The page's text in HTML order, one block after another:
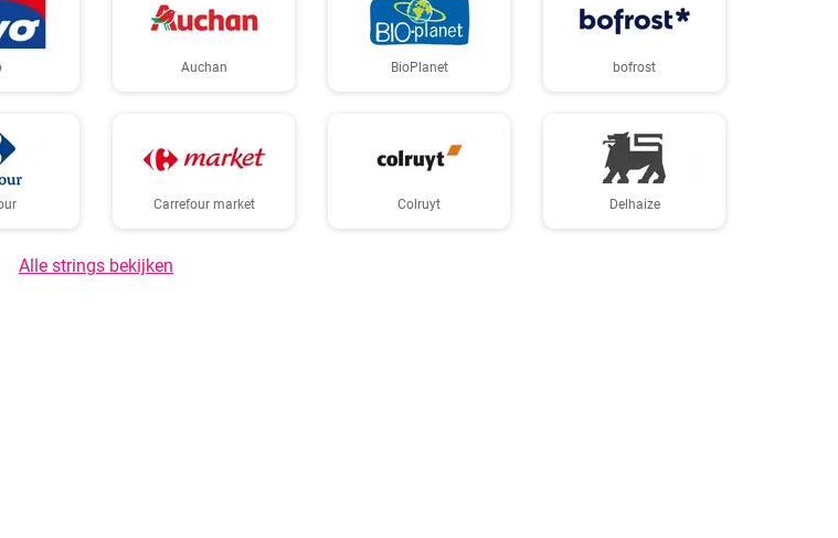
Auchan BioPlanet bofrost
Carrefour market Colruyt Delhaize
Alle strings bekijken